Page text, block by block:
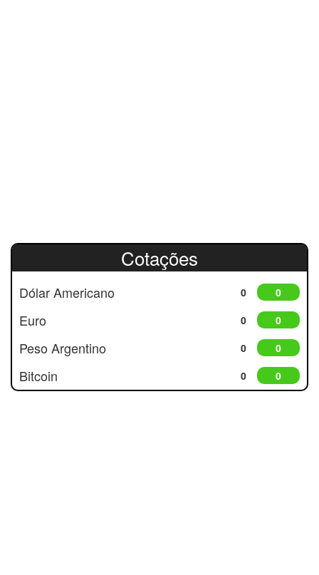
Cotações
Dólar Americano 0 0
Euro 0 0
Peso Argentino 0 0
Bitcoin 0 0